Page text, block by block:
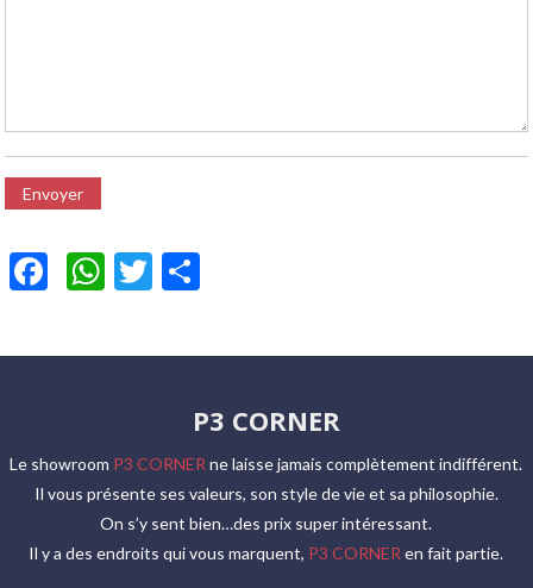
Facebook
WhatsApp
Twitter
P3 CORNER
Le showroom P3 CORNER ne laisse jamais complètement indifférent.
Il vous présente ses valeurs, son style de vie et sa philosophie.
On s’y sent bien…des prix super intéressant.
Il y a des endroits qui vous marquent, P3 CORNER en fait partie.